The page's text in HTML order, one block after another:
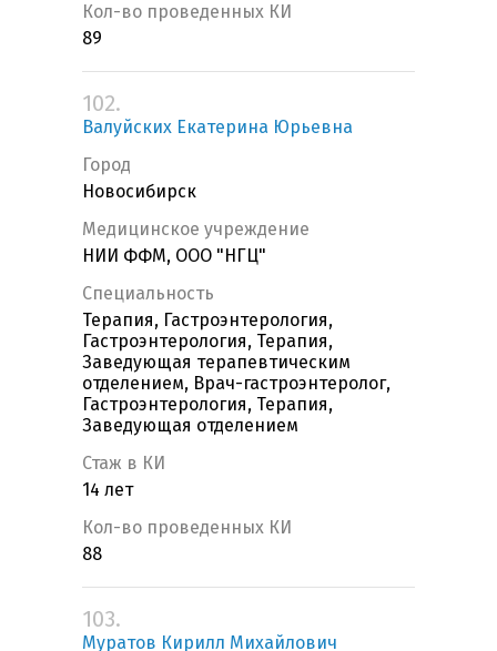
Кол-во проведенных КИ
89
102.
Валуйских Екатерина Юрьевна
Город
Новосибирск
Медицинское учреждение
НИИ ФФМ, ООО "НГЦ"
Специальность
Терапия, Гастроэнтерология,
Гастроэнтерология, Терапия,
Заведующая терапевтическим
отделением, Врач-гастроэнтеролог,
Гастроэнтерология, Терапия,
Заведующая отделением
Стаж в КИ
14 лет
Кол-во проведенных КИ
88
103.
Муратов Кирилл Михайлович